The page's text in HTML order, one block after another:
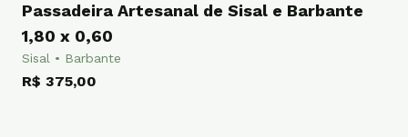
PASSADEIRA
Passadeira Artesanal de Sisal e Barbante
1,80 x 0,60
Sisal • Barbante
R$ 375,00